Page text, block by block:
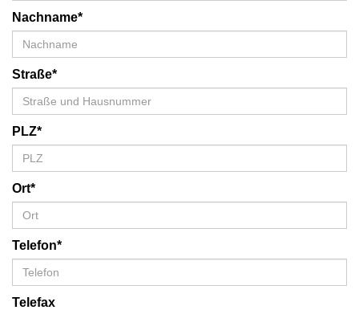
Nachname*
Straße*
PLZ*
Ort*
Telefon*
Telefax